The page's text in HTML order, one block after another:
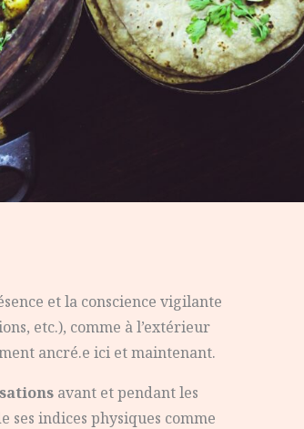
et la conscience vigilante
etc.), comme à l’extérieur
ancré.e ici et maintenant.
avant et pendant les
ses indices physiques comme